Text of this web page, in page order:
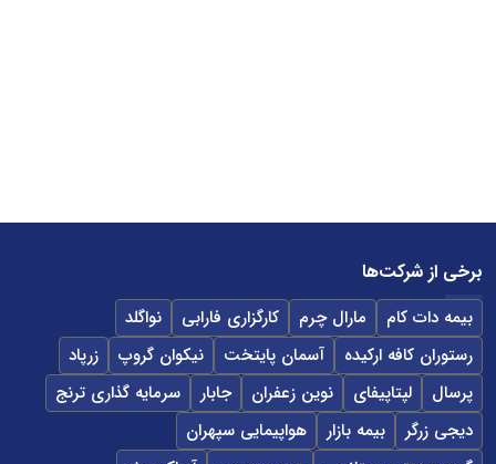
برخی از شرکت‌ها
بیمه دات کام مارال چرم کارگزاری فارابی
نواگلد
رستوران کافه ارکیده
آسمان پایتخت نیکوان گروپ
زرپاد
پرسال
لپتاپیفای نوین زعفران جابار
سرمایه گذاری ترنج
دیجی زرگر
بیمه بازار
هواپیمایی سپهران